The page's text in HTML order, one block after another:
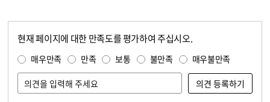
현재 페이지에 대한 만족도를 평가하여 주십시오.
매우만족 만족 보통 불만족 매우불만족